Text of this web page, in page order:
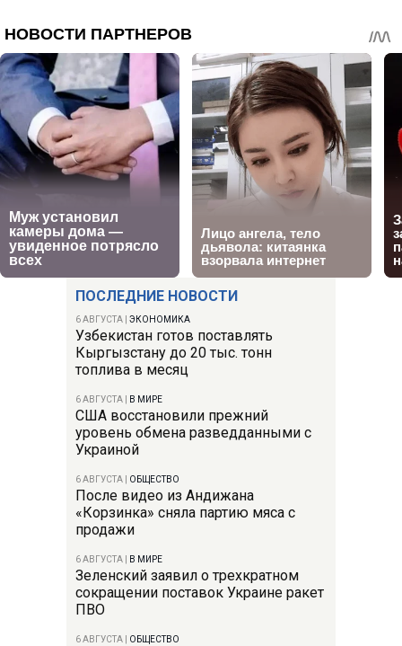
ПОСЛЕДНИЕ НОВОСТИ
6 АВГУСТА ЭКОНОМИКА
Узбекистан готов поставлять
Кыргызстану до 20 тыс. тонн
топлива в месяц
6 АВГУСТА В МИРЕ
США восстановили прежний
уровень обмена разведданными с
Украиной
6 АВГУСТА ОБЩЕСТВО
После видео из Андижана
«Корзинка» сняла партию мяса с
продажи
6 АВГУСТА В МИРЕ
Зеленский заявил о трехкратном
сокращении поставок Украине ракет
ПВО
6 АВГУСТА ОБЩЕСТВО